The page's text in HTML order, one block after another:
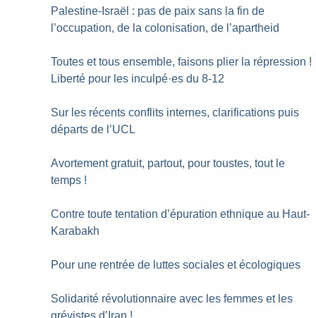
Palestine-Israël : pas de paix sans la fin de
l’occupation, de la colonisation, de l’apartheid
Toutes et tous ensemble, faisons plier la répression !
Liberté pour les inculpé·es du 8-12
Sur les récents conflits internes, clarifications puis
départs de l’UCL
Avortement gratuit, partout, pour toustes, tout le
temps !
Contre toute tentation d’épuration ethnique au Haut-
Karabakh
Pour une rentrée de luttes sociales et écologiques
Solidarité révolutionnaire avec les femmes et les
grévistes d’Iran !